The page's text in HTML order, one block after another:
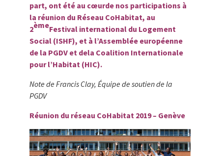
part, ont été au cœurde nos participations à
la réunion du Réseau CoHabitat, au
2èmeFestival international du Logement
Social (ISHF), et à l’Assemblée européenne
de la PGDV et dela Coalition Internationale
pour l’Habitat (HIC).
Note de Francis Clay, Équipe de soutien de la
PGDV
Réunion du réseau CoHabitat 2019 – Genève